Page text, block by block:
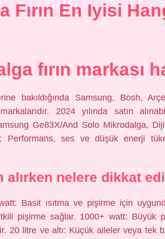
Fırın En Iyisi
fırın markası
bakıldığında Samsung, Bosh,
2024 yılında satın
Ge83X/And Solo Mikrodalga,
Performans, ses ve düşük enerji
alırken nelere dikkat
Basit ısıtma ve pişirme için
pişirme sağlar. 1000+ watt: Büyük
20 litre ve altı: Küçük aileler veya tek